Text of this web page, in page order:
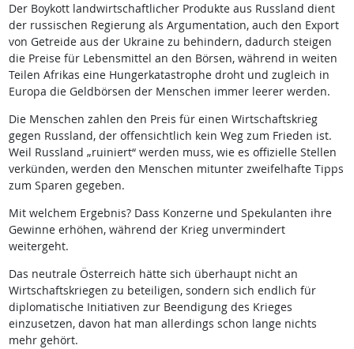
Der Boykott landwirtschaftlicher Produkte aus Russland dient
der russischen Regierung als Argumentation, auch den Export
von Getreide aus der Ukraine zu behindern, dadurch steigen
die Preise für Lebensmittel an den Börsen, während in weiten
Teilen Afrikas eine Hungerkatastrophe droht und zugleich in
Europa die Geldbörsen der Menschen immer leerer werden.
Die Menschen zahlen den Preis für einen Wirtschaftskrieg
gegen Russland, der offensichtlich kein Weg zum Frieden ist.
Weil Russland „ruiniert“ werden muss, wie es offizielle Stellen
verkünden, werden den Menschen mitunter zweifelhafte Tipps
zum Sparen gegeben.
Mit welchem Ergebnis? Dass Konzerne und Spekulanten ihre
Gewinne erhöhen, während der Krieg unvermindert
weitergeht.
Das neutrale Österreich hätte sich überhaupt nicht an
Wirtschaftskriegen zu beteiligen, sondern sich endlich für
diplomatische Initiativen zur Beendigung des Krieges
einzusetzen, davon hat man allerdings schon lange nichts
mehr gehört.